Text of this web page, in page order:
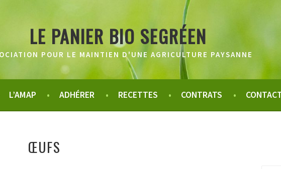
LE PANIER BIO SEGRÉEN
POUR LE MAINTIEN D'UNE AGRICULTURE PAYSANNE
L’AMAP ADHÉRER RECETTES CONTRATS
ŒUFS